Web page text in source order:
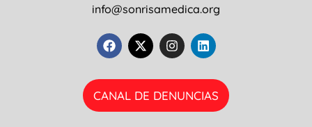
info@sonrisamedica.org
CANAL DE DENUNCIAS